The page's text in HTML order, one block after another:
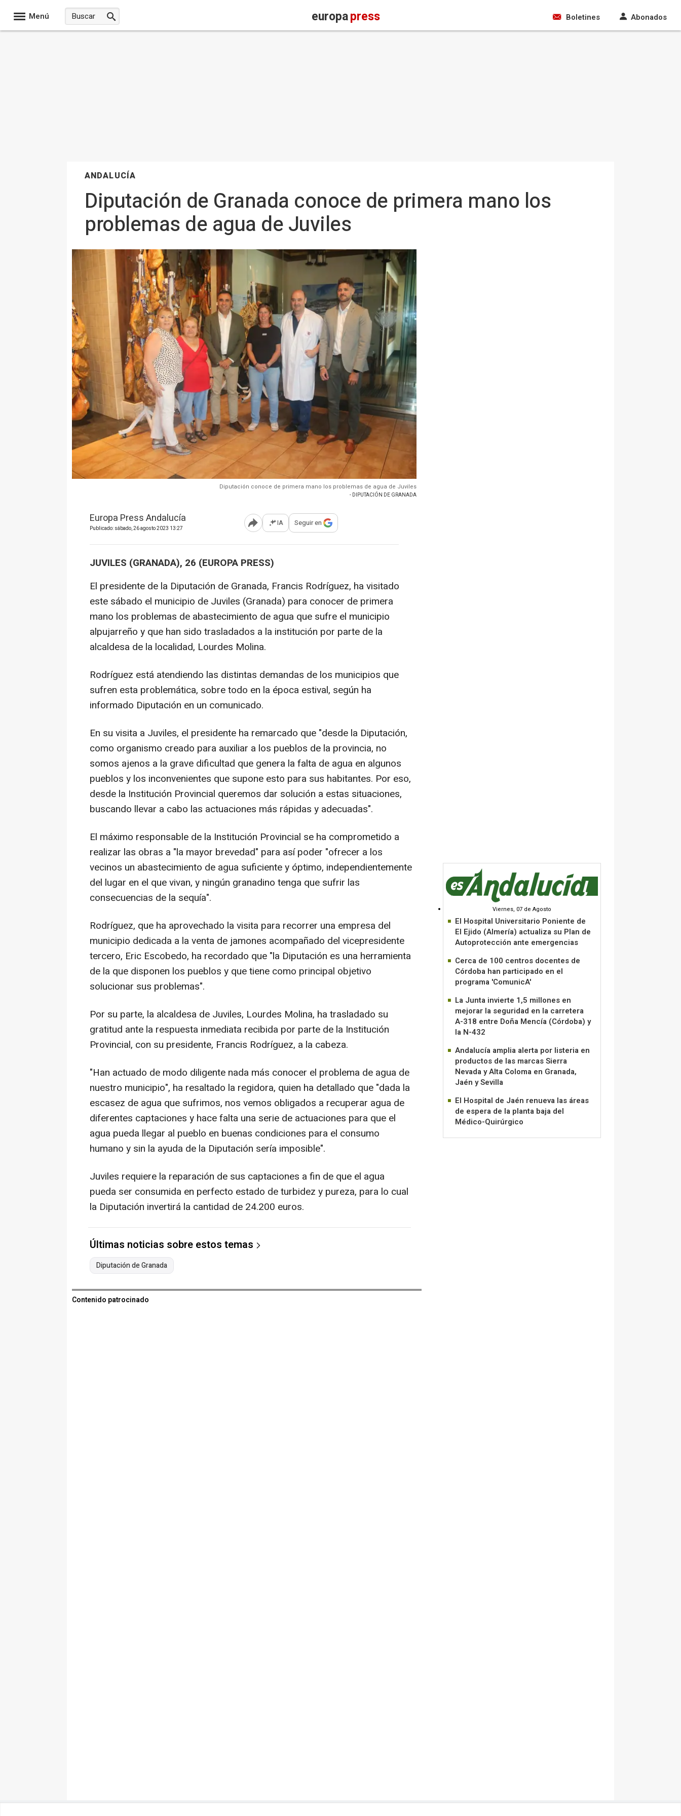
Menú europapress Boletines Abonados
ANDALUCÍA
Diputación de Granada conoce de primera mano los
problemas de agua de Juviles
Diputación conoce de primera mano los problemas de agua de Juviles
- DIPUTACIÓN DE GRANADA
Europa Press Andalucía
Publicado: sábado, 26 agosto 2023 13:27 Abrir opciones para compartir
IA Seguir en
JUVILES (GRANADA), 26 (EUROPA PRESS)
El presidente de la Diputación de Granada, Francis Rodríguez, ha visitado
este sábado el municipio de Juviles (Granada) para conocer de primera
mano los problemas de abastecimiento de agua que sufre el municipio
alpujarreño y que han sido trasladados a la institución por parte de la
alcaldesa de la localidad, Lourdes Molina.
Rodríguez está atendiendo las distintas demandas de los municipios que
sufren esta problemática, sobre todo en la época estival, según ha
informado Diputación en un comunicado.
En su visita a Juviles, el presidente ha remarcado que "desde la Diputación,
como organismo creado para auxiliar a los pueblos de la provincia, no
somos ajenos a la grave dificultad que genera la falta de agua en algunos
pueblos y los inconvenientes que supone esto para sus habitantes. Por eso,
desde la Institución Provincial queremos dar solución a estas situaciones,
buscando llevar a cabo las actuaciones más rápidas y adecuadas".
El máximo responsable de la Institución Provincial se ha comprometido a
realizar las obras a "la mayor brevedad" para así poder "ofrecer a los
vecinos un abastecimiento de agua suficiente y óptimo, independientemente
del lugar en el que vivan, y ningún granadino tenga que sufrir las
consecuencias de la sequía".
Rodríguez, que ha aprovechado la visita para recorrer una empresa del
municipio dedicada a la venta de jamones acompañado del vicepresidente
tercero, Eric Escobedo, ha recordado que "la Diputación es una herramienta
de la que disponen los pueblos y que tiene como principal objetivo
solucionar sus problemas".
Por su parte, la alcaldesa de Juviles, Lourdes Molina, ha trasladado su
gratitud ante la respuesta inmediata recibida por parte de la Institución
Provincial, con su presidente, Francis Rodríguez, a la cabeza.
"Han actuado de modo diligente nada más conocer el problema de agua de
nuestro municipio", ha resaltado la regidora, quien ha detallado que "dada la
escasez de agua que sufrimos, nos vemos obligados a recuperar agua de
diferentes captaciones y hace falta una serie de actuaciones para que el
agua pueda llegar al pueblo en buenas condiciones para el consumo
humano y sin la ayuda de la Diputación sería imposible".
Juviles requiere la reparación de sus captaciones a fin de que el agua
pueda ser consumida en perfecto estado de turbidez y pureza, para lo cual
la Diputación invertirá la cantidad de 24.200 euros.
Últimas noticias sobre estos temas
Diputación de Granada
Contenido patrocinado
Viernes, 07 de Agosto
El Hospital Universitario Poniente de
El Ejido (Almería) actualiza su Plan de
Autoprotección ante emergencias
Cerca de 100 centros docentes de
Córdoba han participado en el
programa 'ComunicA'
La Junta invierte 1,5 millones en
mejorar la seguridad en la carretera
A-318 entre Doña Mencía (Córdoba) y
la N-432
Andalucía amplia alerta por listeria en
productos de las marcas Sierra
Nevada y Alta Coloma en Granada,
Jaén y Sevilla
El Hospital de Jaén renueva las áreas
de espera de la planta baja del
Médico-Quirúrgico